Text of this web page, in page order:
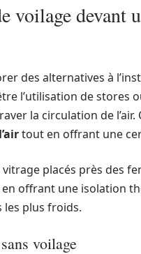
voilage devant
des alternatives à
l’utilisation de stores
la circulation de
tout en offrant une
placés près des
offrant une isolation
les plus froids.
voilage